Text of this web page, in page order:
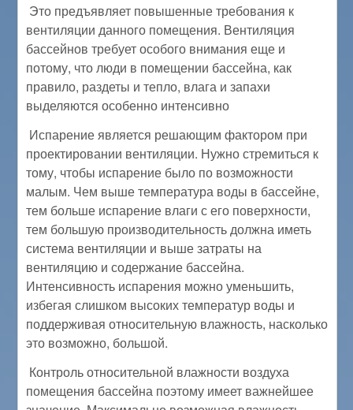
Это предъявляет повышенные требования к
вентиляции данного помещения. Вентиляция
бассейнов требует особого внимания еще и
потому, что люди в помещении бассейна, как
правило, раздеты и тепло, влага и запахи
выделяются особенно интенсивно
Испарение является решающим фактором при
проектировании вентиляции. Нужно стремиться к
тому, чтобы испарение было по возможности
малым. Чем выше температура воды в бассейне,
тем больше испарение влаги с его поверхности,
тем большую производительность должна иметь
система вентиляции и выше затраты на
вентиляцию и содержание бассейна.
Интенсивность испарения можно уменьшить,
избегая слишком высоких температур воды и
поддерживая относительную влажность, насколько
это возможно, большой.
Контроль относительной влажности воздуха
помещения бассейна поэтому имеет важнейшее